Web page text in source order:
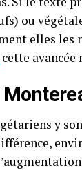
ou
elles les
cette avancée
y